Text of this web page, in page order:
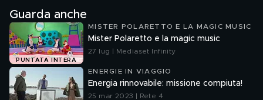
Guarda anche
PUNTATA INTERA
MISTER POLARETTO E LA MAGIC MUSIC
Mister Polaretto e la magic music
27 lug | Mediaset Infinity
ENERGIE IN VIAGGIO
Energia rinnovabile: missione compiuta!
25 mar 2023 | Rete 4